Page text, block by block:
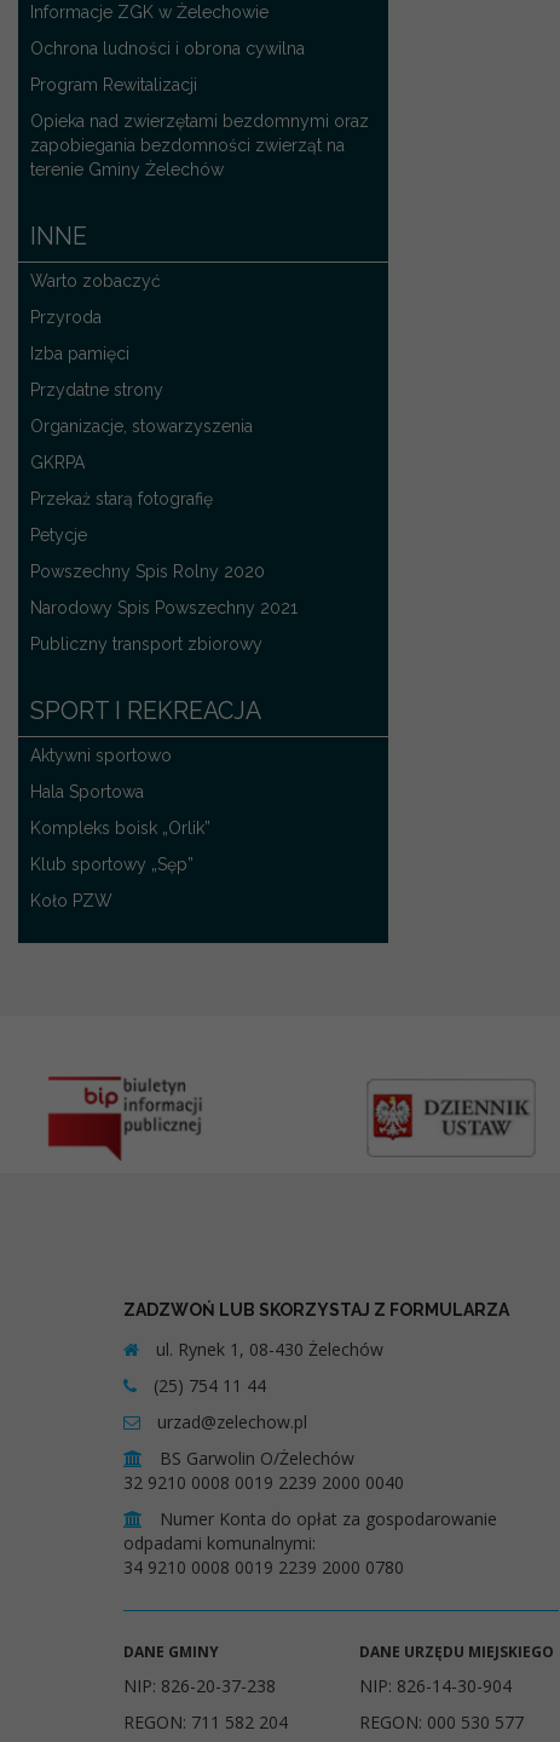
Informacje ZGK w Żelechowie
Ochrona ludności i obrona cywilna
Program Rewitalizacji
Opieka nad zwierzętami bezdomnymi oraz
zapobiegania bezdomności zwierząt na
terenie Gminy Żelechów
INNE
Warto zobaczyć
Przyroda
Izba pamięci
Przydatne strony
Organizacje, stowarzyszenia
GKRPA
Przekaż starą fotografię
Petycje
Powszechny Spis Rolny 2020
Narodowy Spis Powszechny 2021
Publiczny transport zbiorowy
SPORT I REKREACJA
Aktywni sportowo
Hala Sportowa
Kompleks boisk „Orlik”
Klub sportowy „Sęp”
Koło PZW
ZADZWOŃ LUB SKORZYSTAJ Z FORMULARZA
ul. Rynek 1, 08-430 Żelechów
(25) 754 11 44
urzad@zelechow.pl
BS Garwolin O/Żelechów
32 9210 0008 0019 2239 2000 0040
Numer Konta do opłat za gospodarowanie
odpadami komunalnymi:
34 9210 0008 0019 2239 2000 0780
DANE GMINY
NIP: 826-20-37-238
REGON: 711 582 204
DANE URZĘDU MIEJSKIEGO
NIP: 826-14-30-904
REGON: 000 530 577